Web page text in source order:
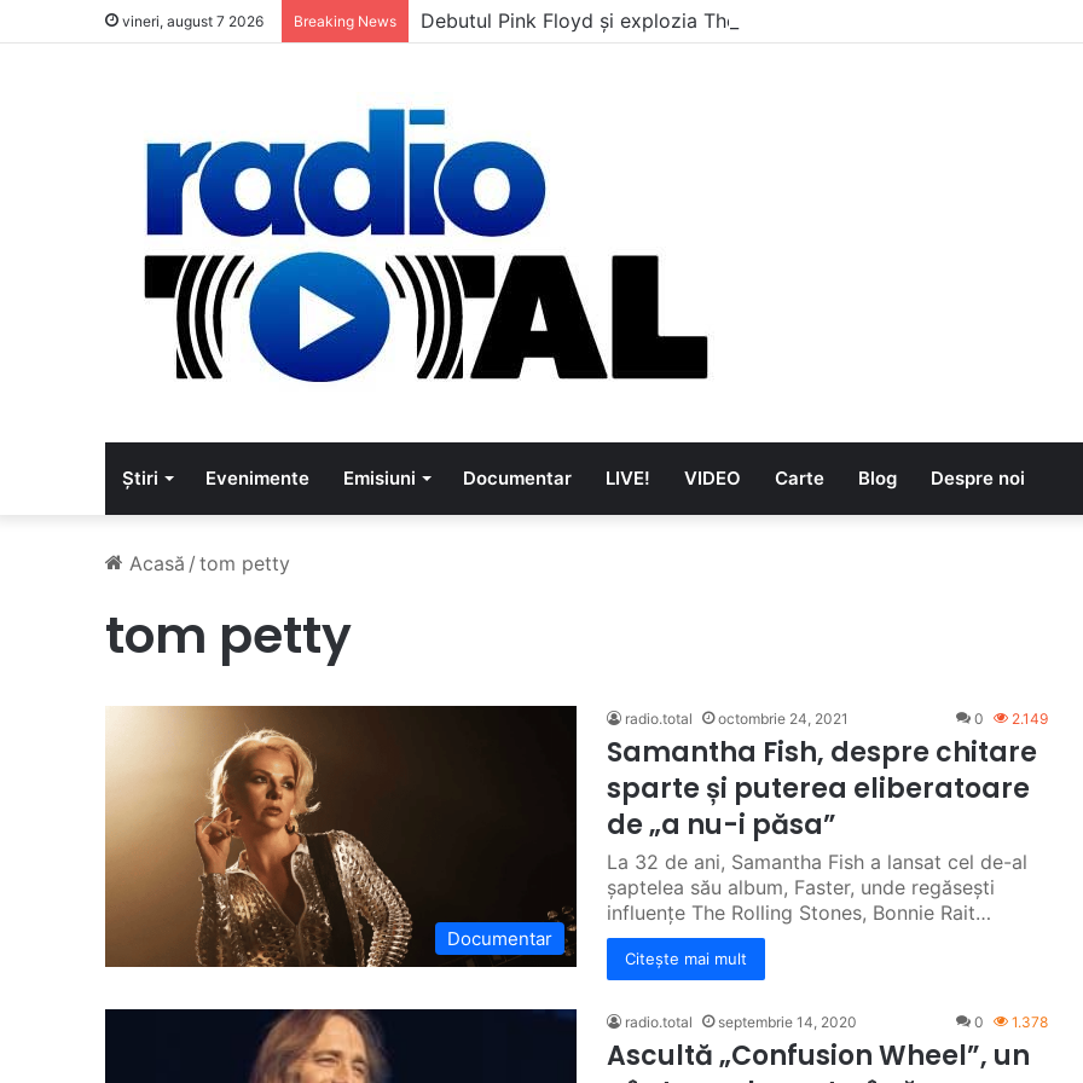
vineri, august 7 2026 Breaking News Debutul Pink Floyd și explozia The Kinks
Știri Evenimente Emisiuni Documentar LIVE! VIDEO Carte Blog Despre noi
Acasă / tom petty
tom petty
Documentar
radio.total octombrie 24, 2021 0 2.149
Samantha Fish, despre chitare
sparte și puterea eliberatoare
de „a nu-i păsa”
La 32 de ani, Samantha Fish a lansat cel de-al
șaptelea său album, Faster, unde regăsești
influențe The Rolling Stones, Bonnie Rait…
Citește mai mult
radio.total septembrie 14, 2020 0 1.378
Ascultă „Confusion Wheel”, un